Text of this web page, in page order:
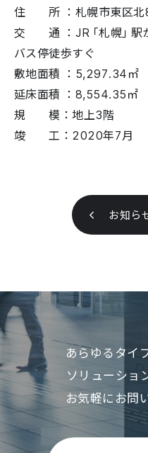
住 所 ：札幌市東区北
交 通 ：JR「札幌」駅
バス停徒歩すぐ
敷地面積 ：5,297.34㎡
延床面積 ：8,554.35㎡
規 模：地上3階
竣 工：2020年7月
お知ら
あらゆるタイ
ソリューショ
お気軽にお問